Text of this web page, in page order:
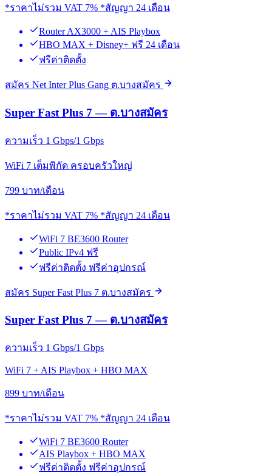
*ราคาไม่รวม VAT 7% *สัญญา 24 เดือน
Router AX3000 + AIS Playbox
HBO MAX + Disney+ ฟรี 24 เดือน
ฟรีค่าติดตั้ง
สมัคร Net Inter Plus Gang ต.บางสมัคร
Super Fast Plus 7 — ต.บางสมัคร
ความเร็ว 1 Gbps/1 Gbps
WiFi 7 เต็มพิกัด ครอบครัวใหญ่
799 บาท/เดือน
*ราคาไม่รวม VAT 7% *สัญญา 24 เดือน
WiFi 7 BE3600 Router
Public IPv4 ฟรี
ฟรีค่าติดตั้ง ฟรีค่าอุปกรณ์
สมัคร Super Fast Plus 7 ต.บางสมัคร
Super Fast Plus 7 — ต.บางสมัคร
ความเร็ว 1 Gbps/1 Gbps
WiFi 7 + AIS Playbox + HBO MAX
899 บาท/เดือน
*ราคาไม่รวม VAT 7% *สัญญา 24 เดือน
WiFi 7 BE3600 Router
AIS Playbox + HBO MAX
ฟรีค่าติดตั้ง ฟรีค่าอุปกรณ์